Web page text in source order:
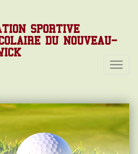
SPORTIVE
DU NOUVEAU-